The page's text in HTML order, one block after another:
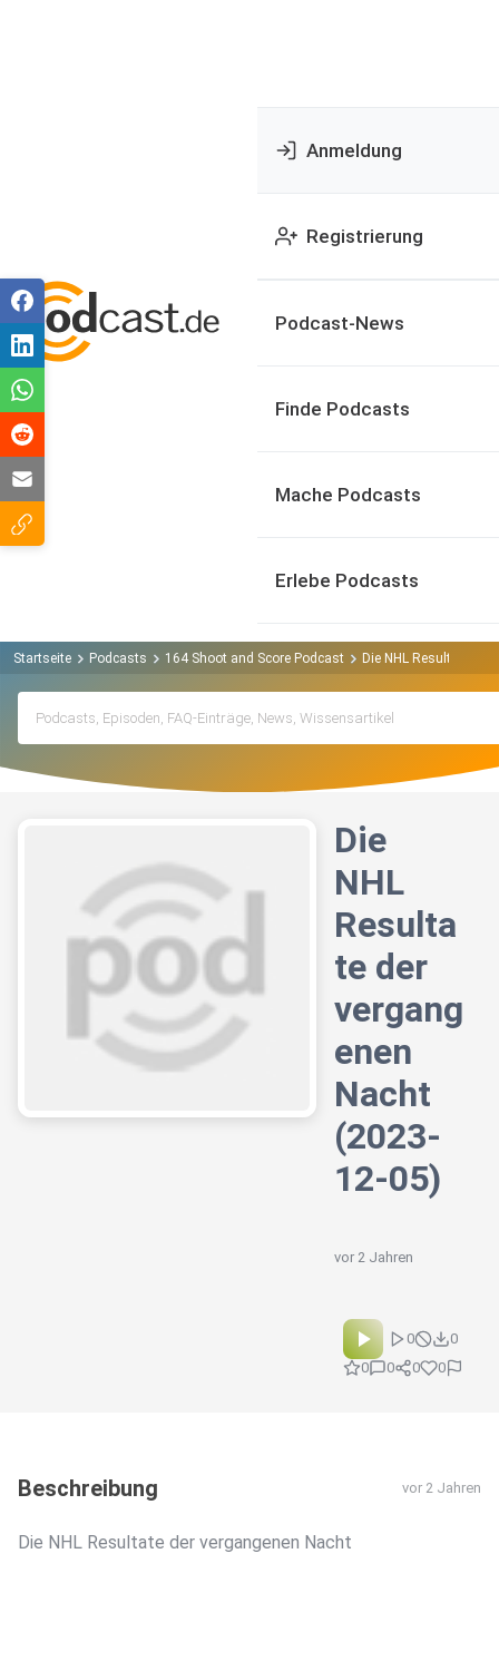
Anmeldung
Registrierung
Podcast-News
Finde Podcasts
Mache Podcasts
Erlebe Podcasts
Startseite Podcasts 164 Shoot and Score Podcast Die NHL Resultate
Die
NHL
Resulta
te der
vergang
enen
Nacht
(2023-
12-05)
vor 2 Jahren
0
0
0
0 0 0
Beschreibung vor 2 Jahren
Die NHL Resultate der vergangenen Nacht